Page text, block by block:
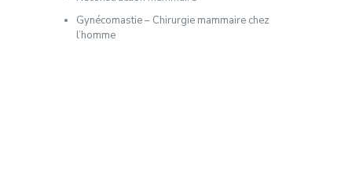
Gynécomastie – Chirurgie mammaire chez
l’homme